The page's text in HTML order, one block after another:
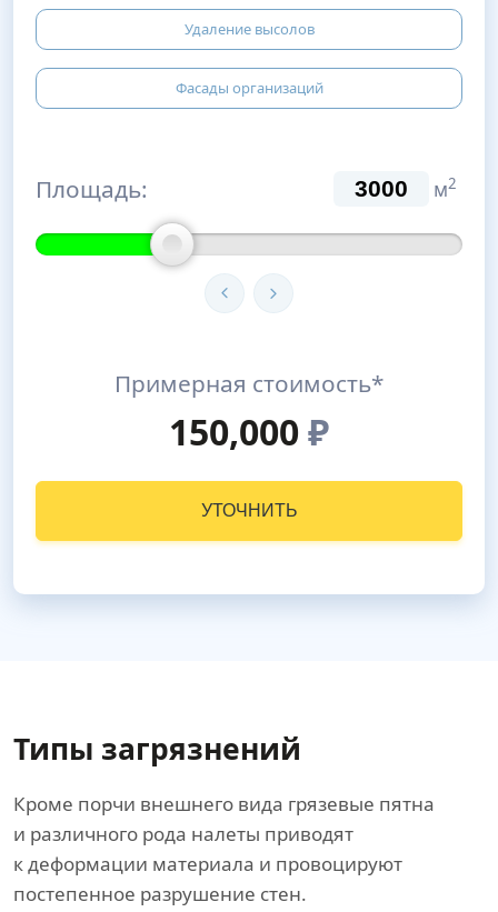
Удаление высолов
Фасады организаций
Площадь: м2
Примерная стоимость*
150,000₽
УТОЧНИТЬ
Типы загрязнений
Кроме порчи внешнего вида грязевые пятна
и различного рода налеты приводят
к деформации материала и провоцируют
постепенное разрушение стен.